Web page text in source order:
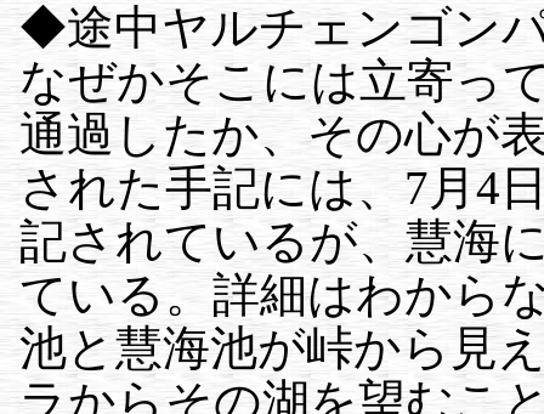
◆途中ヤルチェンゴン
なぜかそこには立寄っ
通過したか、その心が
された手記には、7月4
記されているが、慧海
ている。詳細はわから
池と慧海池が峠から見
ラからその湖を望むこ